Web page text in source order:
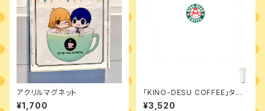
アクリルマグネット
¥1,700
「KINO-DESU COFFEE」タン
ブラー【背景白】
¥3,520